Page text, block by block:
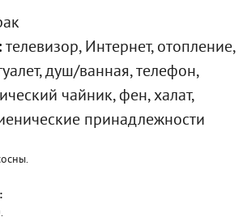
телевизор, Интернет, отопление,
душ/ванная, телефон,
чайник, фен, халат,
принадлежности